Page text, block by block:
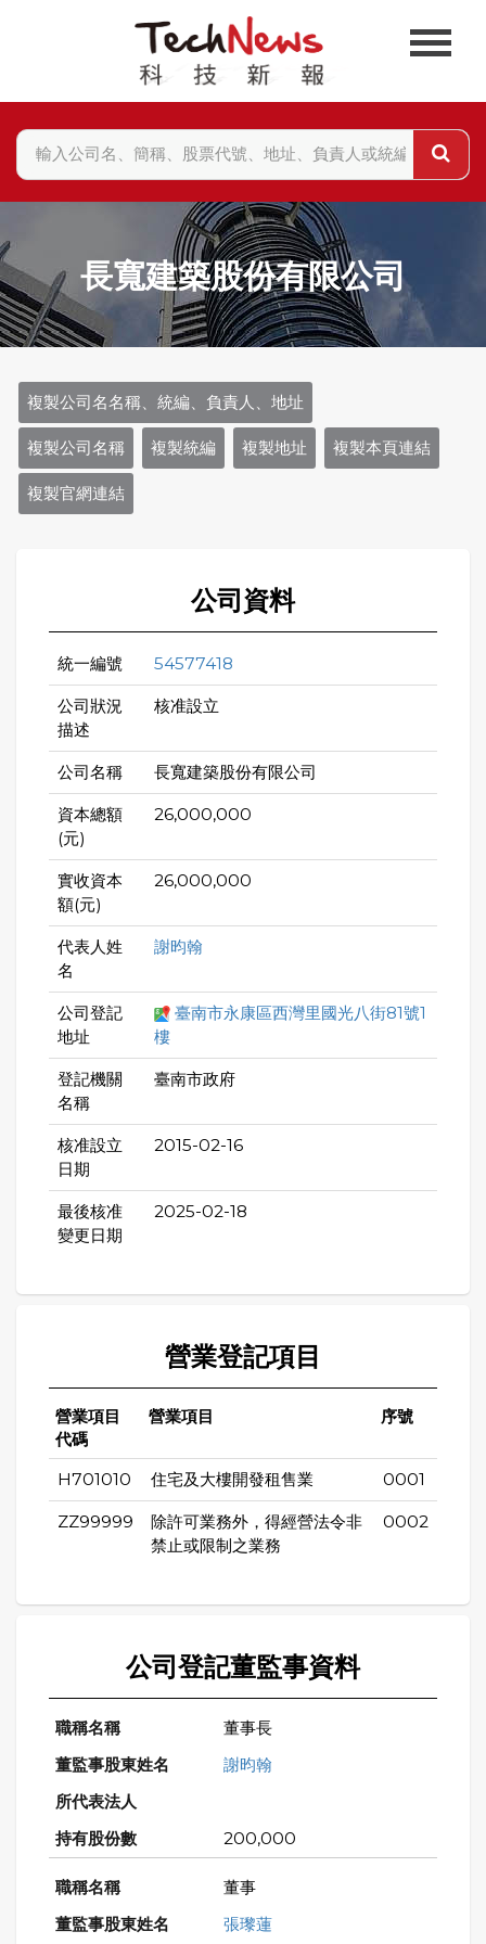
長寬建築股份有限公司
複製公司名名稱、統編、負責人、地址
複製公司名稱 複製統編 複製地址 複製本頁連結
複製官網連結
公司資料
統一編號 54577418
公司狀況
描述
核准設立
公司名稱 長寬建築股份有限公司
資本總額
(元)
26,000,000
實收資本
額(元)
26,000,000
代表人姓
名
謝昀翰
公司登記
地址
臺南市永康區西灣里國光八街81號1
樓
登記機關
名稱
臺南市政府
核准設立
日期
2015-02-16
最後核准
變更日期
2025-02-18
營業登記項目
營業項目
代碼
營業項目 序號
H701010 住宅及大樓開發租售業 0001
ZZ99999
除許可業務外，得經營法令非
禁止或限制之業務
0002
公司登記董監事資料
董事長
謝昀翰
200,000
董事
張瓈蓮